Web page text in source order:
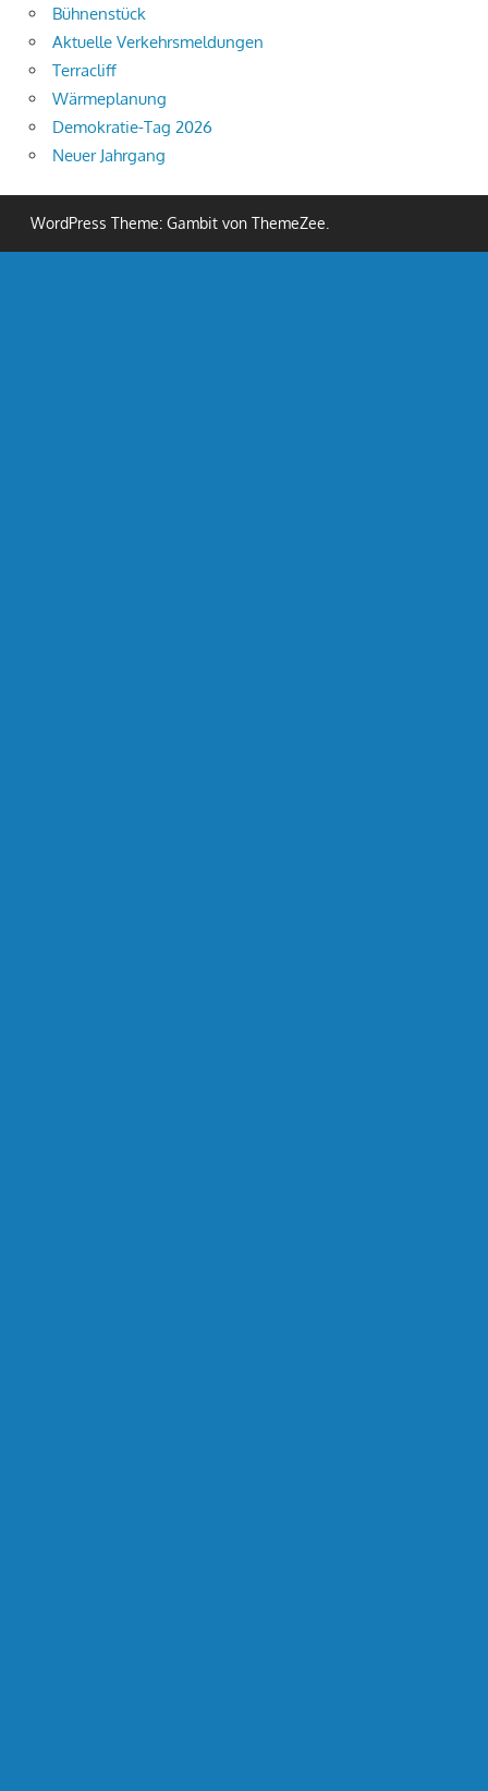
Bühnenstück
Aktuelle Verkehrsmeldungen
Terracliff
Wärmeplanung
Demokratie-Tag 2026
Neuer Jahrgang
WordPress Theme: Gambit von ThemeZee.